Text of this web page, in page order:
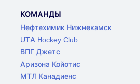
КОМАНДЫ
Нефтехимик Нижнекамск
UTA Hockey Club
ВПГ Джетс
Аризона Койотис
МТЛ Канадиенс